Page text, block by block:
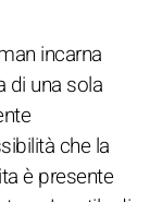
incarna
di una sola
che la
è presente